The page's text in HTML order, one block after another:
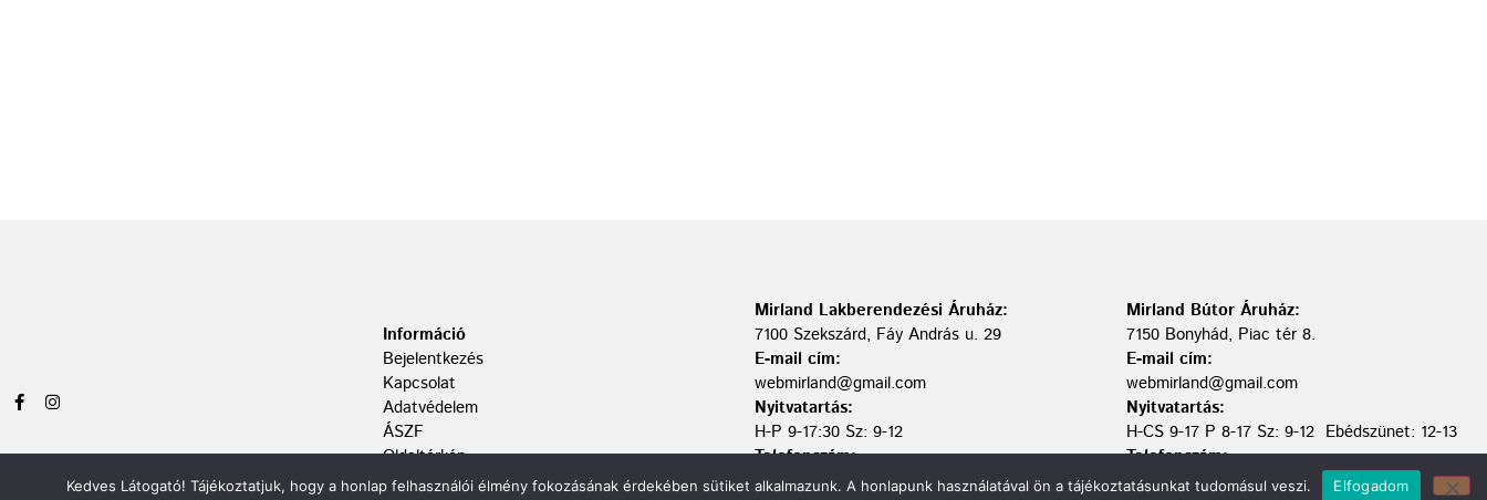
Információ
Bejelentkezés
Kapcsolat
Adatvédelem
ÁSZF
Oldaltérkép
Mirland Lakberendezési Áruház:
7100 Szekszárd, Fáy András u. 29
E-mail cím:
webmirland@gmail.com
Nyitvatartás:
H-P 9-17:30 Sz: 9-12
Telefonszám:
06 74/510-686
Mirland Bútor Áruház:
7150 Bonyhád, Piac tér 8.
E-mail cím:
webmirland@gmail.com
Nyitvatartás:
H-CS 9-17 P 8-17 Sz: 9-12 Ebédszünet: 12-13
Telefonszám:
06 74/451-928
Kedves Látogató! Tájékoztatjuk, hogy a honlap felhasználói élmény fokozásának érdekében sütiket alkalmazunk. A honlapunk használatával ön a tájékoztatásunkat tudomásul veszi. Elfogadom